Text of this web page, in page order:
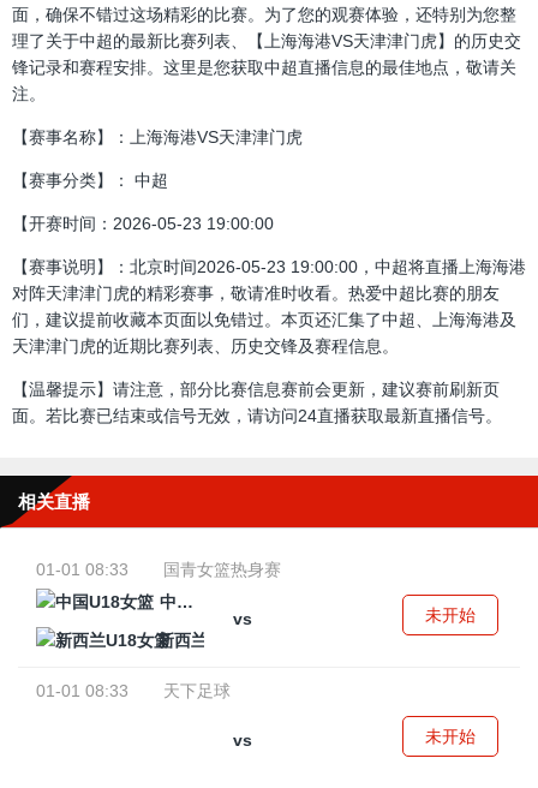
面，确保不错过这场精彩的比赛。为了您的观赛体验，还特别为您整
理了关于中超的最新比赛列表、【上海海港VS天津津门虎】的历史交
锋记录和赛程安排。这里是您获取中超直播信息的最佳地点，敬请关
注。
【赛事名称】：上海海港VS天津津门虎
【赛事分类】： 中超
【开赛时间：2026-05-23 19:00:00
【赛事说明】：北京时间2026-05-23 19:00:00，中超将直播上海海港
对阵天津津门虎的精彩赛事，敬请准时收看。热爱中超比赛的朋友
们，建议提前收藏本页面以免错过。本页还汇集了中超、上海海港及
天津津门虎的近期比赛列表、历史交锋及赛程信息。
【温馨提示】请注意，部分比赛信息赛前会更新，建议赛前刷新页
面。若比赛已结束或信号无效，请访问24直播获取最新直播信号。
相关直播
01-01 08:33
国青女篮热身赛
中国U18女篮
vs
新西兰U18女篮
未开始
01-01 08:33 天下足球
vs 未开始